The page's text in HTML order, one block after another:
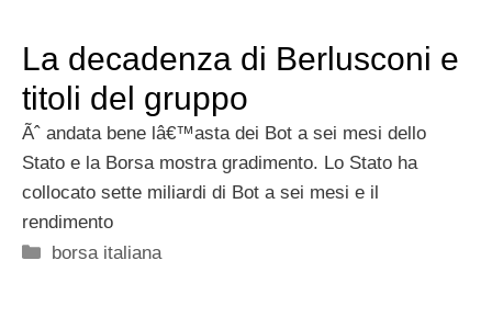
La decadenza di Berlusconi e
titoli del gruppo
Ãˆ andata bene lâ€™asta dei Bot a sei mesi dello
Stato e la Borsa mostra gradimento. Lo Stato ha
collocato sette miliardi di Bot a sei mesi e il
rendimento
Categorie
borsa italiana